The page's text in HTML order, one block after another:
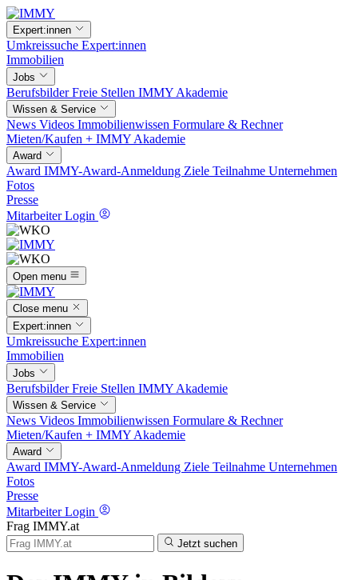
Expert:innen
Umkreissuche Expert:innen
Immobilien
Jobs
BerufsbilderFreie Stellen IMMY Akademie
Wissen & Service
News Videos Immobilienwissen Formulare & Rechner
Mieten/Kaufen + IMMY Akademie
Award
Award IMMY-Award-Anmeldung Ziele Teilnahme Unternehmen
Fotos
Presse
Mitarbeiter Login
Open menu
Close menu
Expert:innen
Umkreissuche Expert:innen
Immobilien
Jobs
BerufsbilderFreie Stellen IMMY Akademie
Wissen & Service
News Videos Immobilienwissen Formulare & Rechner
Mieten/Kaufen + IMMY Akademie
Award
Award IMMY-Award-Anmeldung Ziele Teilnahme Unternehmen
Fotos
Presse
Mitarbeiter Login
Frag IMMY.at
Jetzt suchen